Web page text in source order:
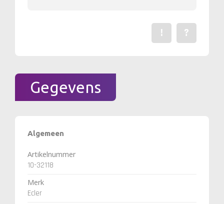
Stel een
?
Een fout gevonden?
!
Gegevens
Algemeen
Artikelnummer
10-32118
Merk
Ecler